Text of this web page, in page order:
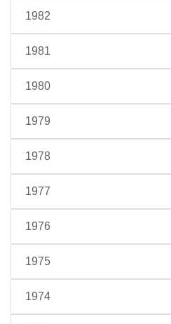
1982
1981
1980
1979
1978
1977
1976
1975
1974